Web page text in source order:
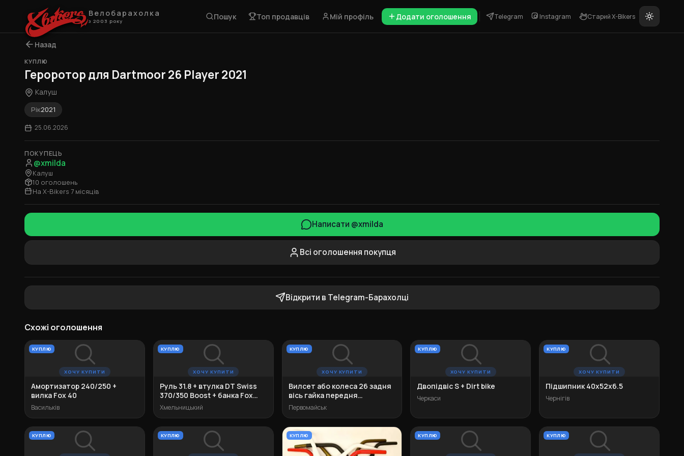
Велобарахолка
з 2003 року Пошук Топ продавців Мій профіль Додати оголошення Telegram Instagram Старий X-Bikers
Назад
КУПЛЮ
Героротор для Dartmoor 26 Player 2021
Калуш
Рік2021
25.06.2026
ПОКУПЕЦЬ
@xmilda
Калуш
10 оголошень
На X-Bikers 7 місяців
Написати @xmilda
Всі оголошення покупця
Відкрити в Telegram-Барахолці
Схожі оголошення
ХОЧУ КУПИТИ
КУПЛЮ
Амортизатор 240/250 +
вилка Fox 40
Васильків
ХОЧУ КУПИТИ
КУПЛЮ
Руль 31.8 + втулка DT Swiss
370/350 Boost + банка Fox
DPS та ін.
Хмельницький
ХОЧУ КУПИТИ
КУПЛЮ
Вилсет або колеса 26 задня
вісь гайка передня
ексцентрик
Первомайськ
ХОЧУ КУПИТИ
КУПЛЮ
Двопідвіс S + Dirt bike
Черкаси
ХОЧУ КУПИТИ
КУПЛЮ
Підшипник 40х52х6.5
Чернігів
КУПЛЮ КУПЛЮ КУПЛЮ КУПЛЮ КУПЛЮ